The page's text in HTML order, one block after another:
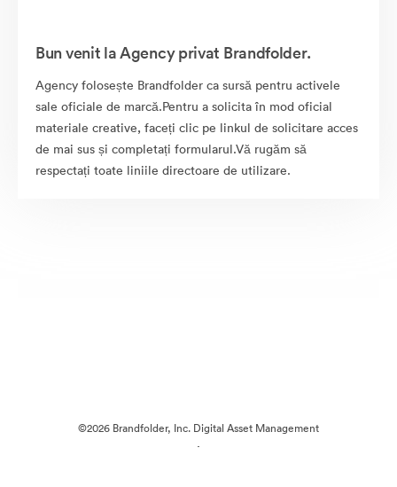
Bun venit la Agency privat Brandfolder.
Agency folosește Brandfolder ca sursă pentru activele
sale oficiale de marcă.Pentru a solicita în mod oficial
materiale creative, faceți clic pe linkul de solicitare acces
de mai sus și completați formularul.Vă rugăm să
respectați toate liniile directoare de utilizare.
©2026 Brandfolder, Inc. Digital Asset Management
·